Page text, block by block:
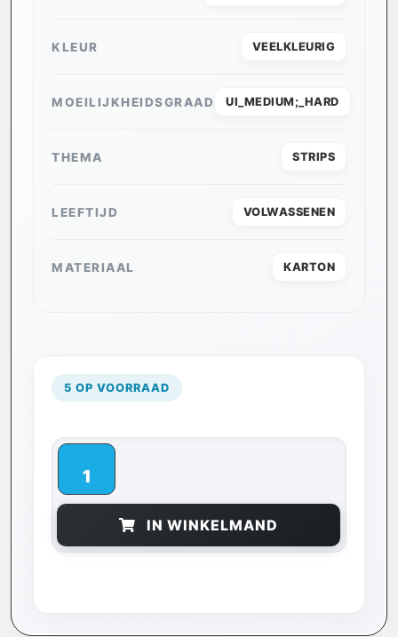
KLEUR VEELKLEURIG
MOEILIJKHEIDSGRAAD UI_MEDIUM;_HARD
THEMA STRIPS
LEEFTIJD VOLWASSENEN
MATERIAAL KARTON
5 OP VOORRAAD
IN WINKELMAND